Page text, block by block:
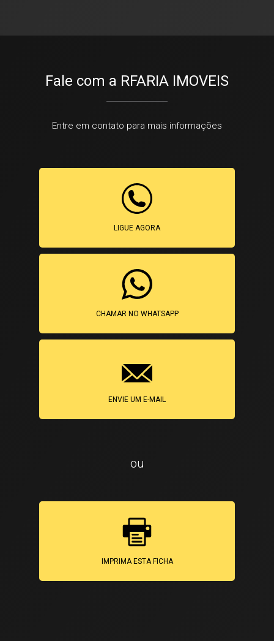
Fale com a RFARIA IMOVEIS
Entre em contato para mais informações
LIGUE AGORA
CHAMAR NO WHATSAPP
ENVIE UM E-MAIL
ou
IMPRIMA ESTA FICHA